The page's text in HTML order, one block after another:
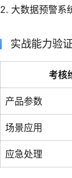
2. 大数据预警系
实战能力验
考核
产品参数
场景应用
应急处理